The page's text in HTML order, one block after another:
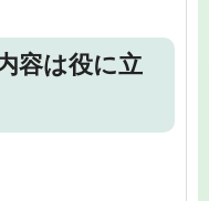
容は役に立